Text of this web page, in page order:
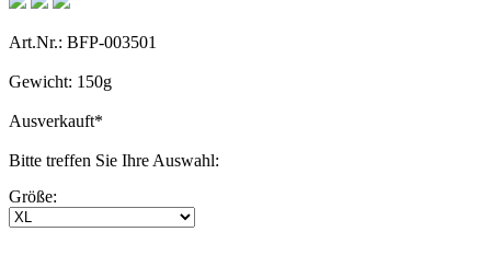
Art.Nr.: BFP-003501
Gewicht: 150g
Ausverkauft*
Bitte treffen Sie Ihre Auswahl:
Größe: